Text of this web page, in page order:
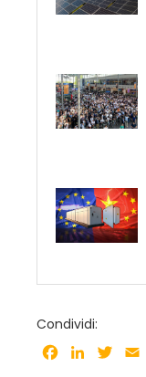
Condividi:
Facebook
LinkedIn